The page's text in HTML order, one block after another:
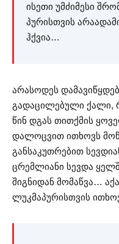
ისეთი უმძიმესი
პურისთვის
ჰქვია…
არასოდეს
გადაცილებული ქალი,
წინ დგას თითქმის
დალოცვით ითხოვს
განსაკუთრებით
ცრემლიანი სევდა
შიგნიდან მომაწვა…
ლუკმაპურისთვის